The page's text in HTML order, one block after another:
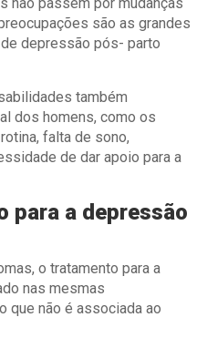
são as grandes
depressão pós- parto
também
dos homens, como os
falta de sono,
de dar apoio para a
para a depressão
o tratamento para a
nas mesmas
que não é associada ao